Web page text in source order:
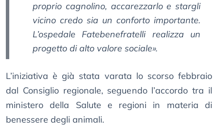
proprio cagnolino, accarezzarlo e stargli
vicino credo sia un conforto importante.
L’ospedale Fatebenefratelli realizza un
progetto di alto valore sociale».
L’iniziativa è già stata varata lo scorso febbraio
dal Consiglio regionale, seguendo l’accordo tra il
ministero della Salute e regioni in materia di
benessere degli animali.